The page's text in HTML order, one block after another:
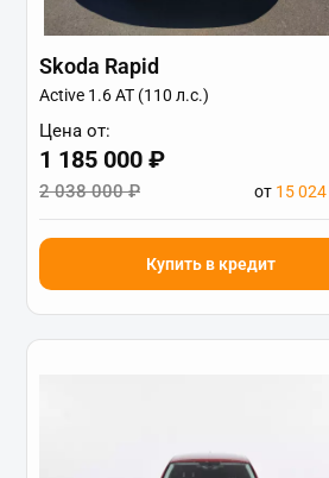
Skoda Rapid
Active 1.6 AT (110 л.с.)
Цена от:
1 185 000 ₽
2 038 000 ₽ от 15 024
Купить в кредит